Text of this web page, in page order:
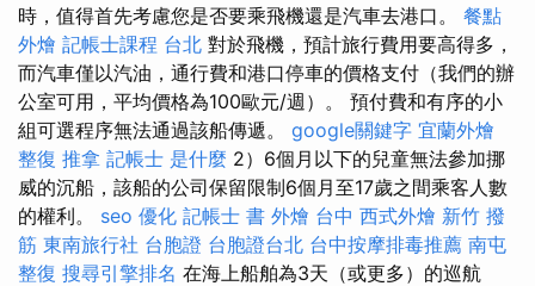
時，值得首先考慮您是否要乘飛機還是汽車去港口。 餐點
外燴 記帳士課程 台北 對於飛機，預計旅行費用要高得多，
而汽車僅以汽油，通行費和港口停車的價格支付（我們的辦
公室可用，平均價格為100歐元/週）。 預付費和有序的小
組可選程序無法通過該船傳遞。 google關鍵字 宜蘭外燴
整復 推拿 記帳士 是什麼 2）6個月以下的兒童無法參加挪
威的沉船，該船的公司保留限制6個月至17歲之間乘客人數
的權利。 seo 優化 記帳士 書 外燴 台中 西式外燴 新竹 撥
筋 東南旅行社 台胞證 台胞證台北 台中按摩排毒推薦 南屯
整復 搜尋引擎排名 在海上船舶為3天（或更多）的巡航